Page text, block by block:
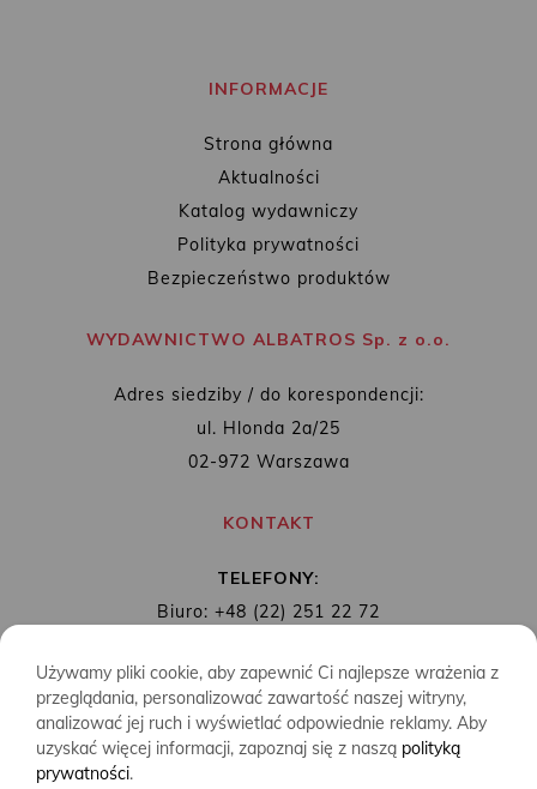
INFORMACJE
Strona główna
Aktualności
Katalog wydawniczy
Polityka prywatności
Bezpieczeństwo produktów
WYDAWNICTWO ALBATROS Sp. z o.o.
Adres siedziby / do korespondencji:
ul. Hlonda 2a/25
02-972 Warszawa
KONTAKT
TELEFONY:
Biuro: +48 (22) 251 22 72
MAIL: biuro@wydawnictwoalbatros.com
Używamy pliki cookie, aby zapewnić Ci najlepsze wrażenia z
przeglądania, personalizować zawartość naszej witryny,
analizować jej ruch i wyświetlać odpowiednie reklamy. Aby
uzyskać więcej informacji, zapoznaj się z naszą polityką
prywatności.